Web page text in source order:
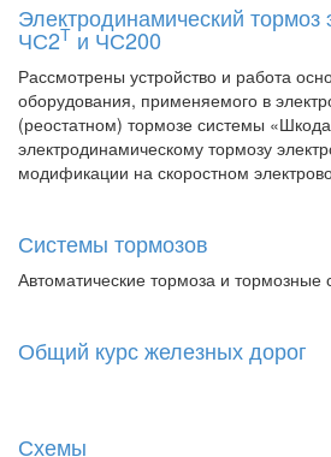
Электродинамический тормоз
ЧС2Т и ЧС200
Рассмотрены устройство и работа
оборудования, применяемого в
(реостатном) тормозе системы
электродинамическому тормозу
модификации на скоростном
Системы тормозов
Автоматические тормоза и тормозные
Общий курс железных дорог
Схемы